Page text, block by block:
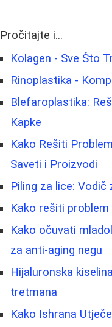
Pročitajte i...
Kolagen - Sve Što
Rinoplastika -
Blefaroplastika:
Kapke
Kako Rešiti
Saveti i Proizvodi
Piling za lice:
Kako rešiti
Kako očuvati
za anti-aging negu
Hijaluronska
tretmana
Kako Ishrana